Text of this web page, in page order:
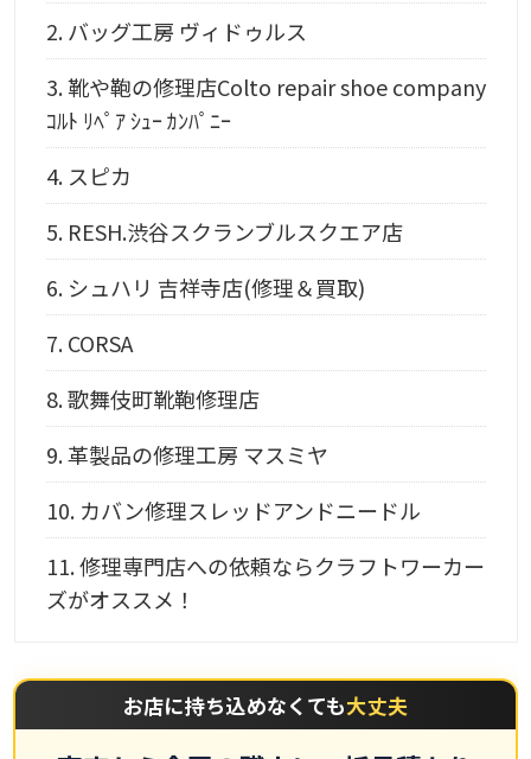
2.バッグ工房 ヴィドゥルス
3.靴や鞄の修理店Colto repair shoe company
ｺﾙﾄ ﾘﾍﾟｱ ｼｭｰ ｶﾝﾊﾟﾆｰ
4.スピカ
5.RESH.渋谷スクランブルスクエア店
6.シュハリ 吉祥寺店(修理＆買取)
7.CORSA
8.歌舞伎町靴鞄修理店
9.革製品の修理工房 マスミヤ
10.カバン修理スレッドアンドニードル
11.修理専門店への依頼ならクラフトワーカー
ズがオススメ！
お店に持ち込めなくても大丈夫